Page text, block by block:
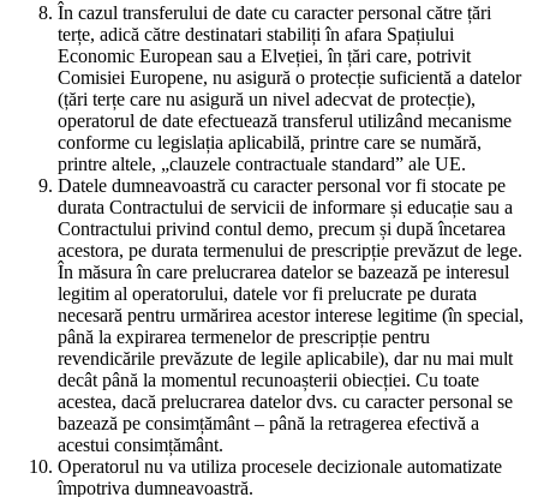
În cazul transferului de date cu caracter personal către țări
terțe, adică către destinatari stabiliți în afara Spațiului
Economic European sau a Elveției, în țări care, potrivit
Comisiei Europene, nu asigură o protecție suficientă a datelor
(țări terțe care nu asigură un nivel adecvat de protecție),
operatorul de date efectuează transferul utilizând mecanisme
conforme cu legislația aplicabilă, printre care se numără,
printre altele, „clauzele contractuale standard” ale UE.
Datele dumneavoastră cu caracter personal vor fi stocate pe
durata Contractului de servicii de informare și educație sau a
Contractului privind contul demo, precum și după încetarea
acestora, pe durata termenului de prescripție prevăzut de lege.
În măsura în care prelucrarea datelor se bazează pe interesul
legitim al operatorului, datele vor fi prelucrate pe durata
necesară pentru urmărirea acestor interese legitime (în special,
până la expirarea termenelor de prescripție pentru
revendicările prevăzute de legile aplicabile), dar nu mai mult
decât până la momentul recunoașterii obiecției. Cu toate
acestea, dacă prelucrarea datelor dvs. cu caracter personal se
bazează pe consimțământ – până la retragerea efectivă a
acestui consimțământ.
Operatorul nu va utiliza procesele decizionale automatizate
împotriva dumneavoastră.